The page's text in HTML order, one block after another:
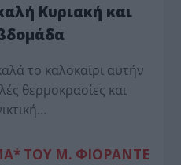
Κυριακή και
το καλοκαίρι αυτήν
θερμοκρασίες και
ΤΟΥ Μ. ΦΙΟΡΆΝΤΕ